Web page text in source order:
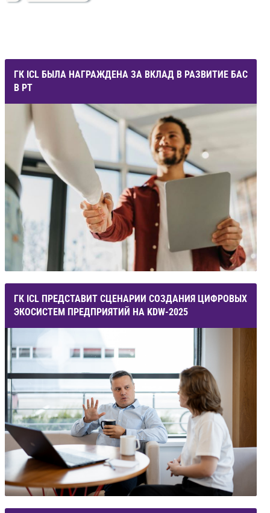
ГК ICL БЫЛА НАГРАЖДЕНА ЗА ВКЛАД В РАЗВИТИЕ БАС
В РТ
ГК ICL ПРЕДСТАВИТ СЦЕНАРИИ СОЗДАНИЯ ЦИФРОВЫХ
ЭКОСИСТЕМ ПРЕДПРИЯТИЙ НА KDW-2025